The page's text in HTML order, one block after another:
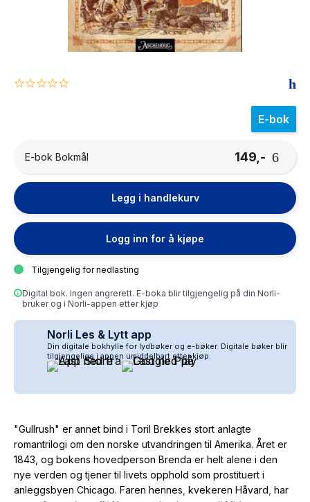
0.0
E-bok
E-bok Bokmål 149,-
Legg i handlekurv
Logg inn for å kjøpe
Tilgjengelig for nedlasting
Digital bok. Ingen angrerett. E-boka blir tilgjengelig på din Norli-
bruker og i Norli-appen etter kjøp
Norli Les & Lytt app
Din digitale bokhylle for lydbøker og e-bøker. Digitale bøker blir
tilgjengelige i appen umiddelbart etter kjøp.
"Gullrush" er annet bind i Toril Brekkes stort anlagte
romantrilogi om den norske utvandringen til Amerika. Året er
1843, og bokens hovedperson Brenda er helt alene i den
nye verden og tjener til livets opphold som prostituert i
anleggsbyen Chicago. Faren hennes, kvekeren Håvard, har